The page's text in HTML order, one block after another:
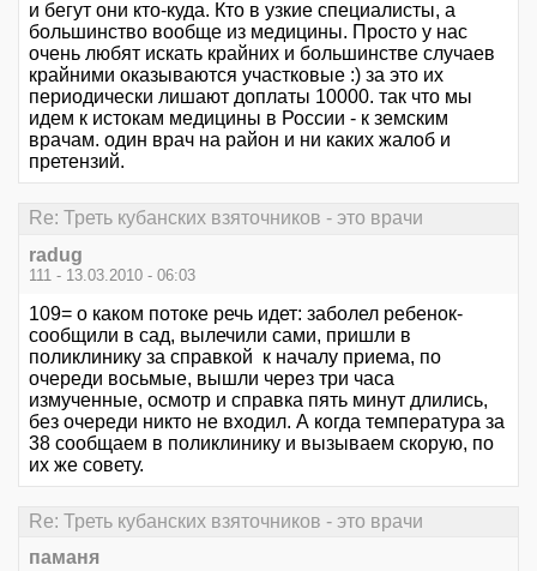
и бегут они кто-куда. Кто в узкие специалисты, а
большинство вообще из медицины. Просто у нас
очень любят искать крайних и большинстве случаев
крайними оказываются участковые :) за это их
периодически лишают доплаты 10000. так что мы
идем к истокам медицины в России - к земским
врачам. один врач на район и ни каких жалоб и
претензий.
Re: Треть кубанских взяточников - это врачи
radug
111 - 13.03.2010 - 06:03
109= о каком потоке речь идет: заболел ребенок-
сообщили в сад, вылечили сами, пришли в
поликлинику за справкой к началу приема, по
очереди восьмые, вышли через три часа
измученные, осмотр и справка пять минут длились,
без очереди никто не входил. А когда температура за
38 сообщаем в поликлинику и вызываем скорую, по
их же совету.
Re: Треть кубанских взяточников - это врачи
паманя